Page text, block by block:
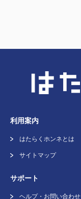
利用案内
はたらくホンネとは
サイトマップ
サポート
ヘルプ・お問い合わせ